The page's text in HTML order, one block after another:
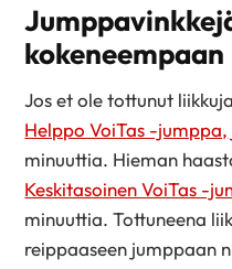
kokeneempaan
Jos et ole tottunut
Helppo VoiTas -jumppa,
minuuttia. Hieman
Keskitasoinen VoiTas -
minuuttia. Tottuneena
reippaaseen jumppaan